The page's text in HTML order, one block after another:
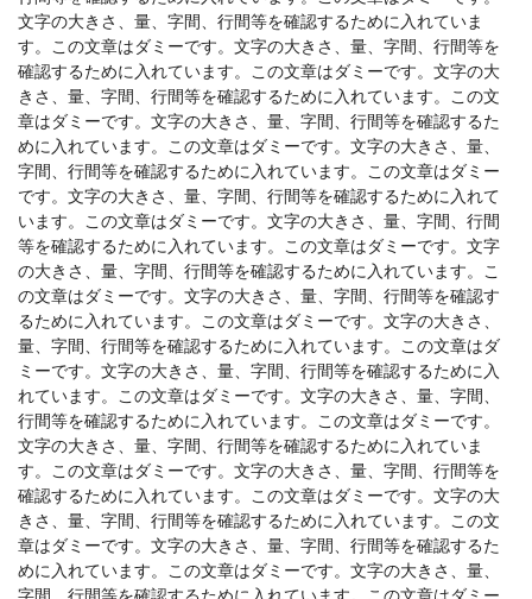
文字の大きさ、量、字間、行間等を確認するために入れていま
す。この文章はダミーです。文字の大きさ、量、字間、行間等を
確認するために入れています。この文章はダミーです。文字の大
きさ、量、字間、行間等を確認するために入れています。この文
章はダミーです。文字の大きさ、量、字間、行間等を確認するた
めに入れています。この文章はダミーです。文字の大きさ、量、
字間、行間等を確認するために入れています。この文章はダミー
です。文字の大きさ、量、字間、行間等を確認するために入れて
います。この文章はダミーです。文字の大きさ、量、字間、行間
等を確認するために入れています。この文章はダミーです。文字
の大きさ、量、字間、行間等を確認するために入れています。こ
の文章はダミーです。文字の大きさ、量、字間、行間等を確認す
るために入れています。この文章はダミーです。文字の大きさ、
量、字間、行間等を確認するために入れています。この文章はダ
ミーです。文字の大きさ、量、字間、行間等を確認するために入
れています。この文章はダミーです。文字の大きさ、量、字間、
行間等を確認するために入れています。この文章はダミーです。
文字の大きさ、量、字間、行間等を確認するために入れていま
す。この文章はダミーです。文字の大きさ、量、字間、行間等を
確認するために入れています。この文章はダミーです。文字の大
きさ、量、字間、行間等を確認するために入れています。この文
章はダミーです。文字の大きさ、量、字間、行間等を確認するた
めに入れています。この文章はダミーです。文字の大きさ、量、
字間、行間等を確認するために入れています。この文章はダミー